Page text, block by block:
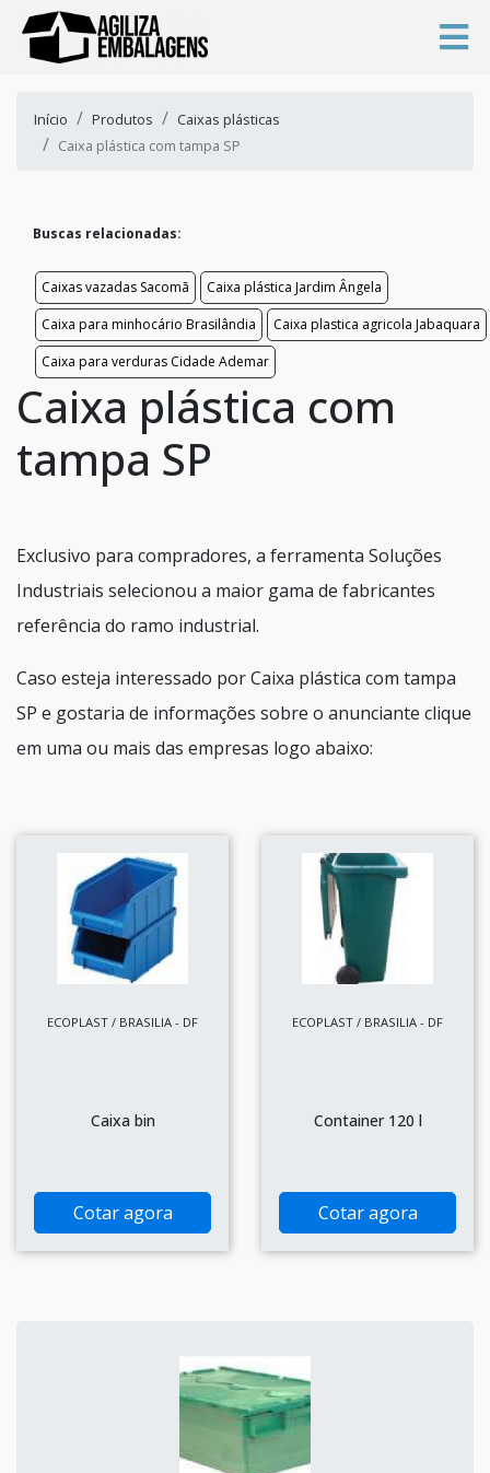
Início Produtos
Caixas plásticas
Caixa plástica com tampa SP
Buscas relacionadas:
Caixas vazadas Sacomã
Caixa plástica Jardim Ângela
Caixa para minhocário Brasilândia
Caixa plastica agricola Jabaquara
Caixa para verduras Cidade Ademar
Caixa plástica com
tampa SP
Exclusivo para compradores, a ferramenta Soluções
Industriais selecionou a maior gama de fabricantes
referência do ramo industrial.
Caso esteja interessado por Caixa plástica com tampa
SP e gostaria de informações sobre o anunciante clique
em uma ou mais das empresas logo abaixo:
ECOPLAST / BRASILIA - DF
Caixa bin
Cotar agora
ECOPLAST / BRASILIA - DF
Container 120 l
Cotar agora